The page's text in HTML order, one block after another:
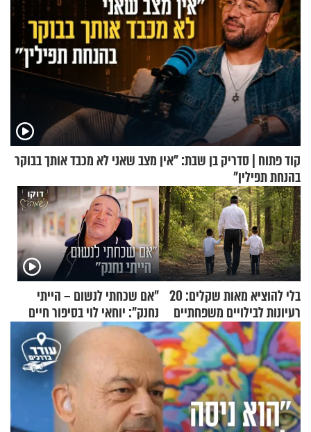
קוד פתוח | סדריק בן שבת: "אין מצב שאני לא מכבד אותך בבוקר
בהנחת תפילין"
בלי להוציא מאות שקלים: 20
רעיונות לבילויים משפחתיים
כמעט בחינם
"אם שכחתי לנשום – הייתי
נחנק": יוחאי לוי בסיפור חיים
מעורר השראה